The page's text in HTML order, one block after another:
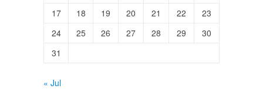
17
18 19 20 21 22
23
24
25 26 27 28 29
30
31
« Jul